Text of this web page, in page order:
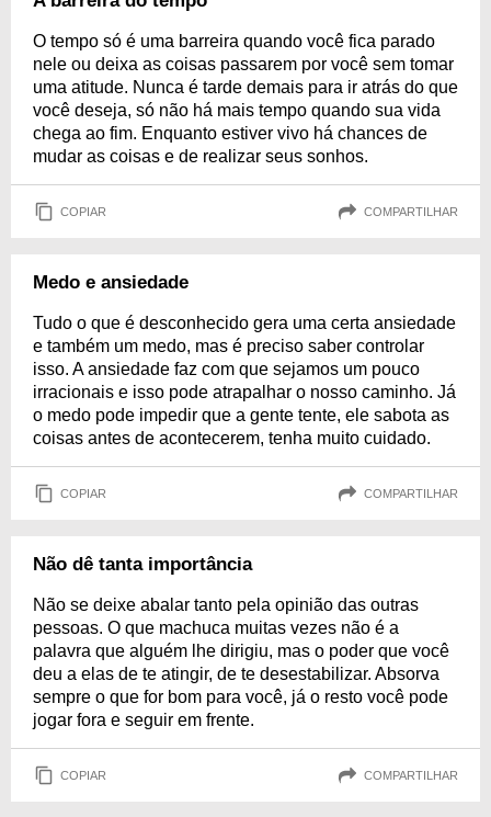
O tempo só é uma barreira quando você fica parado
nele ou deixa as coisas passarem por você sem tomar
uma atitude. Nunca é tarde demais para ir atrás do que
você deseja, só não há mais tempo quando sua vida
chega ao fim. Enquanto estiver vivo há chances de
mudar as coisas e de realizar seus sonhos.
COPIAR COMPARTILHAR
Medo e ansiedade
Tudo o que é desconhecido gera uma certa ansiedade
e também um medo, mas é preciso saber controlar
isso. A ansiedade faz com que sejamos um pouco
irracionais e isso pode atrapalhar o nosso caminho. Já
o medo pode impedir que a gente tente, ele sabota as
coisas antes de acontecerem, tenha muito cuidado.
COPIAR COMPARTILHAR
Não dê tanta importância
Não se deixe abalar tanto pela opinião das outras
pessoas. O que machuca muitas vezes não é a
palavra que alguém lhe dirigiu, mas o poder que você
deu a elas de te atingir, de te desestabilizar. Absorva
sempre o que for bom para você, já o resto você pode
jogar fora e seguir em frente.
COPIAR COMPARTILHAR